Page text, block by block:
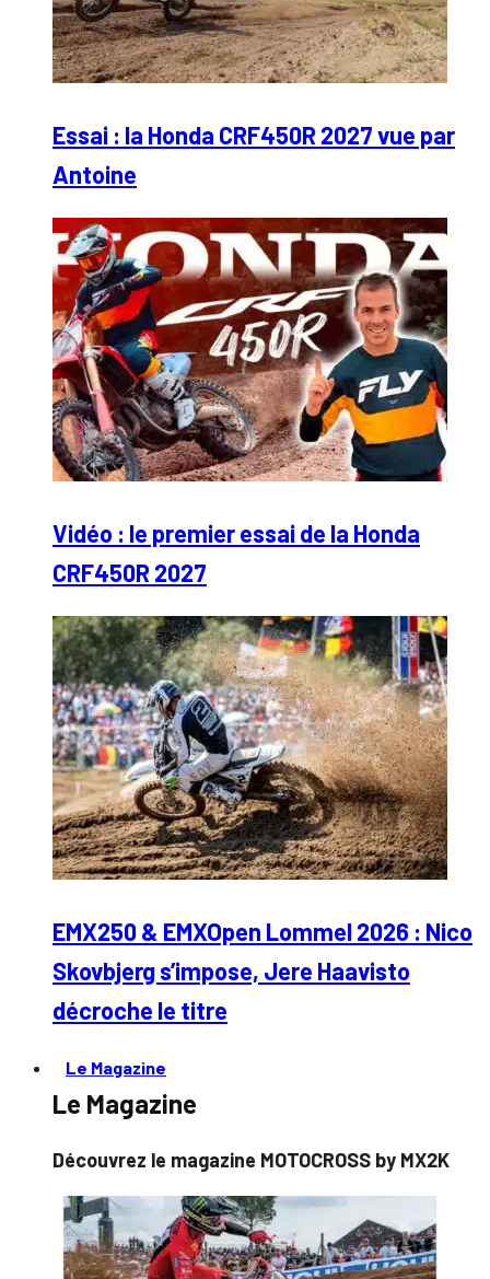
Essai : la Honda CRF450R 2027 vue par
Antoine
Vidéo : le premier essai de la Honda
CRF450R 2027
EMX250 & EMXOpen Lommel 2026 : Nico
Skovbjerg s’impose, Jere Haavisto
décroche le titre
Le Magazine
Le Magazine
Découvrez le magazine MOTOCROSS by MX2K